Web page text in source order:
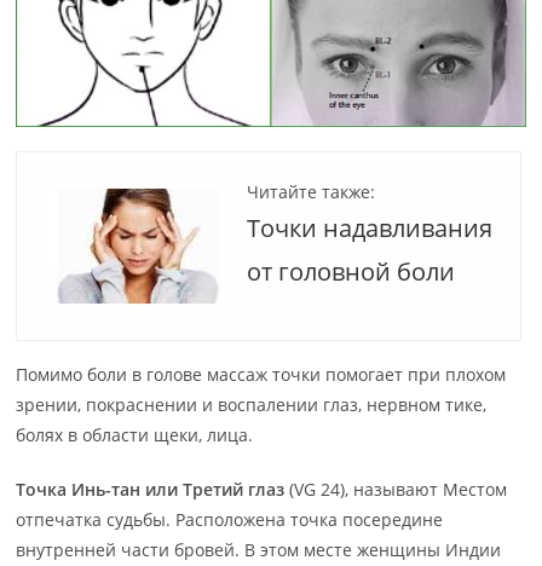
Читайте также:
Точки надавливания
от головной боли
Помимо боли в голове массаж точки помогает при плохом
зрении, покраснении и воспалении глаз, нервном тике,
болях в области щеки, лица.
Точка Инь-тан или Третий глаз (VG 24), называют Местом
отпечатка судьбы. Расположена точка посередине
внутренней части бровей. В этом месте женщины Индии